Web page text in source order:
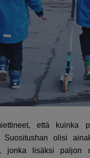
että kuinka
Suositushan olisi
jonka lisäksi paljon